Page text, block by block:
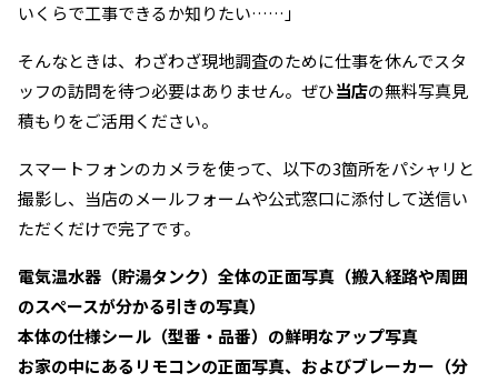
いくらで工事できるか知りたい……」
そんなときは、わざわざ現地調査のために仕事を休んでスタ
ッフの訪問を待つ必要はありません。ぜひ当店の無料写真見
積もりをご活用ください。
スマートフォンのカメラを使って、以下の3箇所をパシャリと
撮影し、当店のメールフォームや公式窓口に添付して送信い
ただくだけで完了です。
電気温水器（貯湯タンク）全体の正面写真（搬入経路や周囲
のスペースが分かる引きの写真）
本体の仕様シール（型番・品番）の鮮明なアップ写真
お家の中にあるリモコンの正面写真、およびブレーカー（分